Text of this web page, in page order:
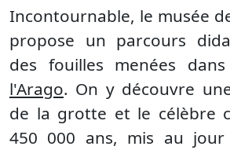
Incontournable, le musée
propose un parcours
des fouilles menées
l'Arago. On y découvre
de la grotte et le célèbre
450 000 ans, mis au